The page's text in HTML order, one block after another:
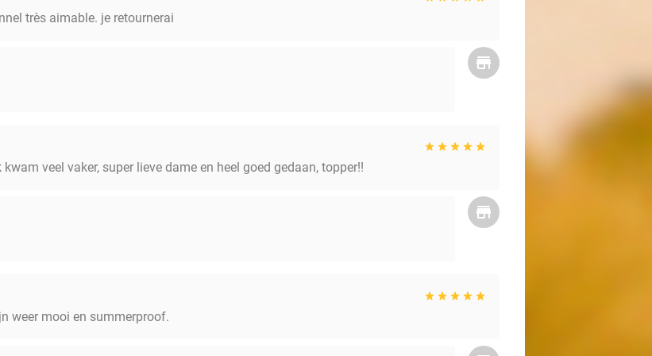
très aimable. je retournerai
veel vaker, super lieve dame en heel goed gedaan, topper!!
weer mooi en summerproof.